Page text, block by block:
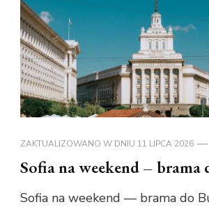
ZAKTUALIZOWANO W DNIU 11 LIPCA 2026
Sofia na weekend – brama
Sofia na weekend — brama do